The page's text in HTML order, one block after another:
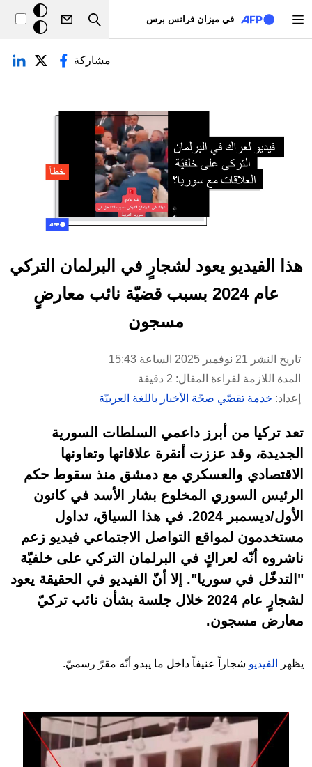
في ميزان فرانس برس
Search
خلفيّة
داكنة
التبويبات الأساسية
مشاركة
هذا الفيديو يعود لشجارٍ في البرلمان التركي
عام 2024 بسبب قضيّة نائب معارضٍ
مسجون
تاريخ النشر 21 نوفمبر 2025 الساعة 15:43
المدة اللازمة لقراءة المقال: 2 دقيقة
إعداد: خدمة تقصّي صحّة الأخبار باللغة العربيّة
تعد تركيا من أبرز داعمي السلطات السورية
الجديدة، وقد عززت أنقرة علاقاتها وتعاونها
الاقتصادي والعسكري مع دمشق منذ سقوط حكم
الرئيس السوري المخلوع بشار الأسد في كانون
الأول/ديسمبر 2024. في هذا السياق، تداول
مستخدمون لمواقع التواصل الاجتماعي فيديو زعم
ناشروه أنّه لعراكٍ في البرلمان التركي على خلفيّة
"التدخّل في سوريا". إلا أنّ الفيديو في الحقيقة يعود
لشجارٍ عام 2024 خلال جلسة بشأن نائب تركيّ
معارض مسجون.
يظهر الفيديو شجاراً عنيفاً داخل ما يبدو أنّه مقرّ رسميّ.
Image